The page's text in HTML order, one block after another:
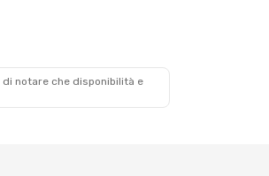
notare che disponibilità e